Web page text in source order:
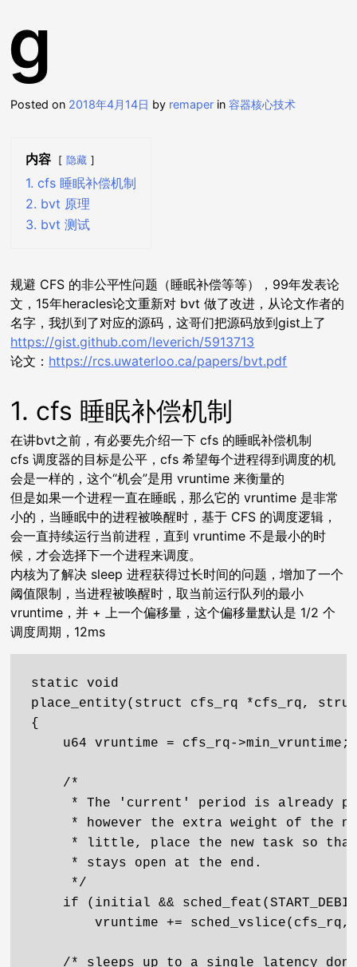
g
Posted on 2018年4月14日 by remaper in容器核心技术
内容 隐藏
1. cfs 睡眠补偿机制
2. bvt 原理
3. bvt 测试
规避 CFS 的非公平性问题（睡眠补偿等等），99年发表论
文，15年heracles论文重新对 bvt 做了改进，从论文作者的
名字，我扒到了对应的源码，这哥们把源码放到gist上了
https://gist.github.com/leverich/5913713
论文： https://rcs.uwaterloo.ca/papers/bvt.pdf
1. cfs 睡眠补偿机制
在讲bvt之前，有必要先介绍一下 cfs 的睡眠补偿机制
cfs 调度器的目标是公平，cfs 希望每个进程得到调度的机
会是一样的，这个“机会”是用 vruntime 来衡量的
但是如果一个进程一直在睡眠，那么它的 vruntime 是非常
小的，当睡眠中的进程被唤醒时，基于 CFS 的调度逻辑，
会一直持续运行当前进程，直到 vruntime 不是最小的时
候，才会选择下一个进程来调度。
内核为了解决 sleep 进程获得过长时间的问题，增加了一个
阈值限制，当进程被唤醒时，取当前运行队列的最小
vruntime，并 + 上一个偏移量，这个偏移量默认是 1/2 个
调度周期，12ms
static void
place_entity(struct cfs_rq *cfs_rq,
{
    u64 vruntime = cfs_rq->min_vruntime;
    /*
* The 'current' period is already
* however the extra weight of the
* little, place the new task so
     * stays open at the end.
     */
if (initial &&
vruntime += sched_vslice(cfs_rq,
/* sleeps up to a single latency